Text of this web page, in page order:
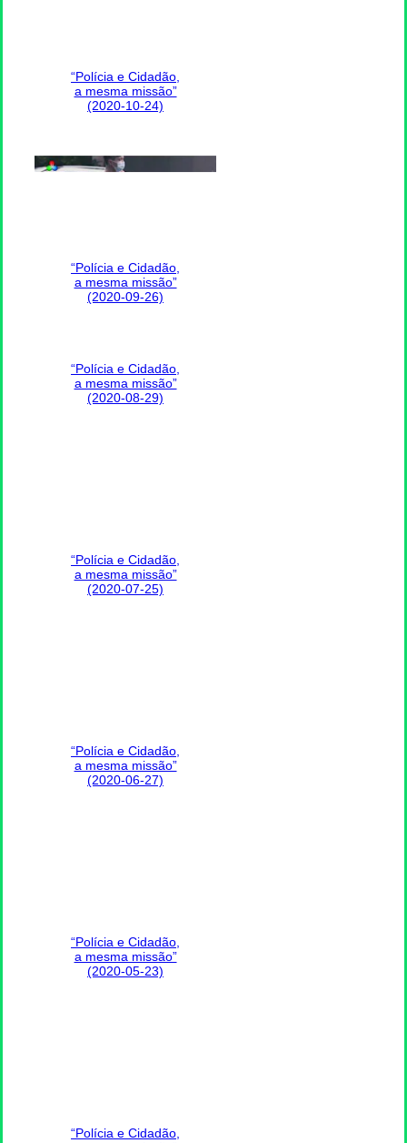
“Polícia e Cidadão,
a mesma missão”
(2020-10-24)
“Polícia e Cidadão,
a mesma missão”
(2020-09-26)
“Polícia e Cidadão,
a mesma missão”
(2020-06-27)
“Polícia e Cidadão,
a mesma missão”
(2020-05-23)
“Polícia e Cidadão,